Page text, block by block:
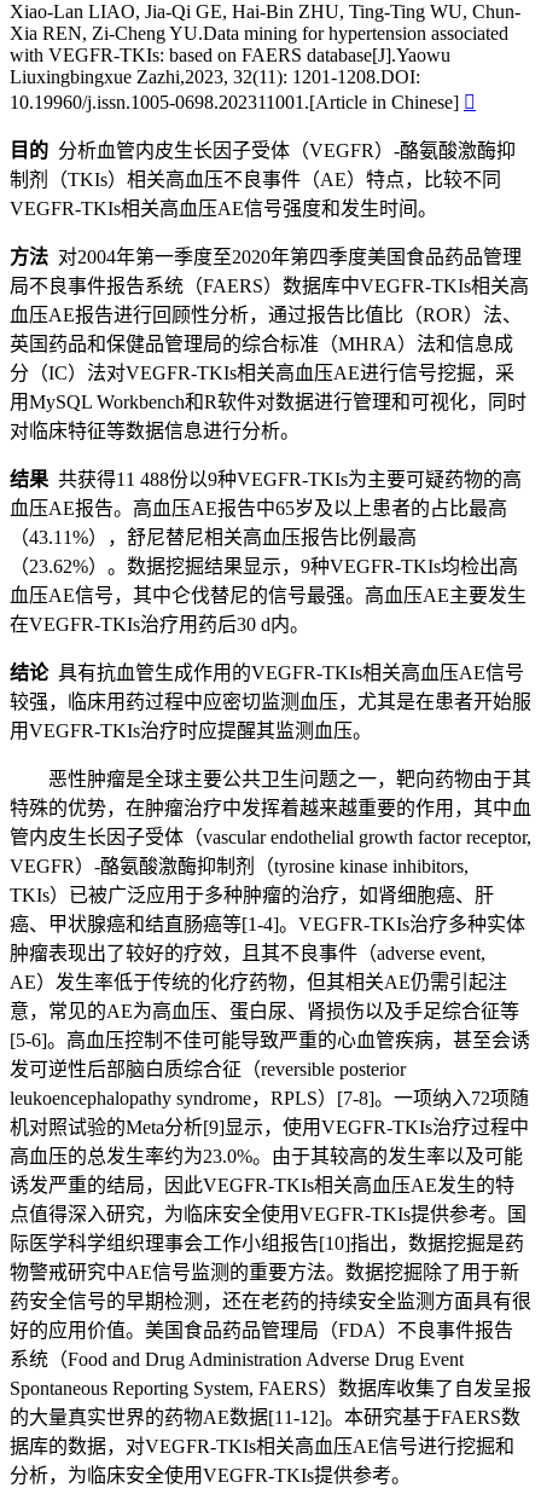
Xiao-Lan LIAO, Jia-Qi GE, Hai-Bin ZHU, Ting-Ting WU, Chun-
Xia REN, Zi-Cheng YU.Data mining for hypertension associated
with VEGFR-TKIs: based on FAERS database[J].Yaowu
Liuxingbingxue Zazhi,2023, 32(11): 1201-1208.DOI:
10.19960/j.issn.1005-0698.202311001.[Article in Chinese] 
目的 分析血管内皮生长因子受体（VEGFR）-酪氨酸激酶抑
制剂（TKIs）相关高血压不良事件（AE）特点，比较不同
VEGFR-TKIs相关高血压AE信号强度和发生时间。
方法 对2004年第一季度至2020年第四季度美国食品药品管理
局不良事件报告系统（FAERS）数据库中VEGFR-TKIs相关高
血压AE报告进行回顾性分析，通过报告比值比（ROR）法、
英国药品和保健品管理局的综合标准（MHRA）法和信息成
分（IC）法对VEGFR-TKIs相关高血压AE进行信号挖掘，采
用MySQL Workbench和R软件对数据进行管理和可视化，同时
对临床特征等数据信息进行分析。
结果 共获得11 488份以9种VEGFR-TKIs为主要可疑药物的高
血压AE报告。高血压AE报告中65岁及以上患者的占比最高
（43.11%），舒尼替尼相关高血压报告比例最高
（23.62%）。数据挖掘结果显示，9种VEGFR-TKIs均检出高
血压AE信号，其中仑伐替尼的信号最强。高血压AE主要发生
在VEGFR-TKIs治疗用药后30 d内。
结论具有抗血管生成作用的VEGFR-TKIs相关高血压AE信号
较强，临床用药过程中应密切监测血压，尤其是在患者开始服
用VEGFR-TKIs治疗时应提醒其监测血压。
恶性肿瘤是全球主要公共卫生问题之一，靶向药物由于其
特殊的优势，在肿瘤治疗中发挥着越来越重要的作用，其中血
管内皮生长因子受体（vascular endothelial growth factor receptor,
VEGFR）-酪氨酸激酶抑制剂（tyrosine kinase inhibitors,
TKIs）已被广泛应用于多种肿瘤的治疗，如肾细胞癌、肝
癌、甲状腺癌和结直肠癌等[1-4]。VEGFR-TKIs治疗多种实体
肿瘤表现出了较好的疗效，且其不良事件（adverse event,
AE）发生率低于传统的化疗药物，但其相关AE仍需引起注
意，常见的AE为高血压、蛋白尿、肾损伤以及手足综合征等
[5-6]。高血压控制不佳可能导致严重的心血管疾病，甚至会诱
发可逆性后部脑白质综合征（reversible posterior
leukoencephalopathy syndrome，RPLS）[7-8]。一项纳入72项随
机对照试验的Meta分析[9]显示，使用VEGFR-TKIs治疗过程中
高血压的总发生率约为23.0%。由于其较高的发生率以及可能
诱发严重的结局，因此VEGFR-TKIs相关高血压AE发生的特
点值得深入研究，为临床安全使用VEGFR-TKIs提供参考。国
际医学科学组织理事会工作小组报告[10]指出，数据挖掘是药
物警戒研究中AE信号监测的重要方法。数据挖掘除了用于新
药安全信号的早期检测，还在老药的持续安全监测方面具有很
好的应用价值。美国食品药品管理局（FDA）不良事件报告
系统（Food and Drug Administration Adverse Drug Event
Spontaneous Reporting System, FAERS）数据库收集了自发呈报
的大量真实世界的药物AE数据[11-12]。本研究基于FAERS数
据库的数据，对VEGFR-TKIs相关高血压AE信号进行挖掘和
分析，为临床安全使用VEGFR-TKIs提供参考。